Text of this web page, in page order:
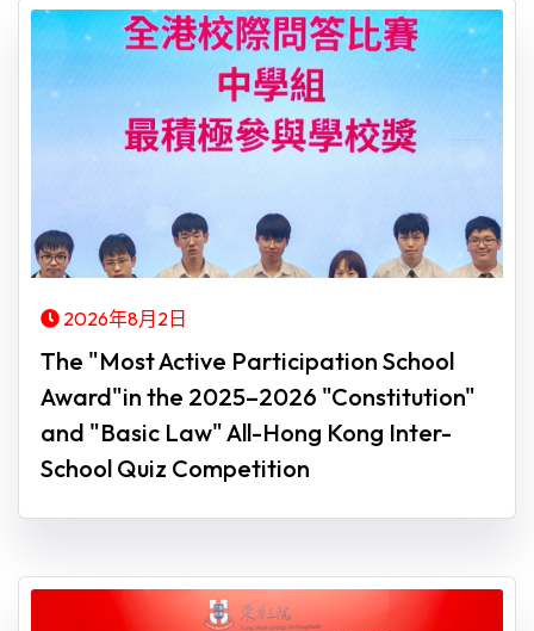
2026年8月2日
The "Most Active Participation School
Award"in the 2025–2026 "Constitution"
and "Basic Law" All-Hong Kong Inter-
School Quiz Competition